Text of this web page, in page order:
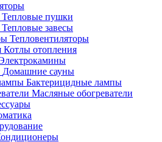
Тепловые пушки
Тепловые завесы
Тепловентиляторы
Котлы отопления
Домашние сауны
Бактерицидные лампы
Масляные обогреватели